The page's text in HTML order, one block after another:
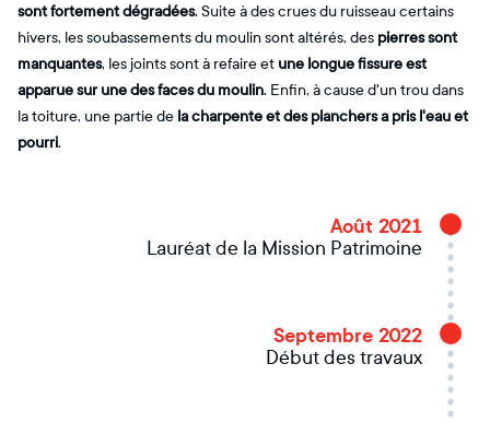
sont fortement dégradées. Suite à des crues du ruisseau certains
hivers, les soubassements du moulin sont altérés, des pierres sont
manquantes, les joints sont à refaire et une longue fissure est
apparue sur une des faces du moulin. Enfin, à cause d'un trou dans
la toiture, une partie de la charpente et des planchers a pris l'eau et
pourri.
Août 2021
Lauréat de la Mission Patrimoine
Septembre 2022
Début des travaux